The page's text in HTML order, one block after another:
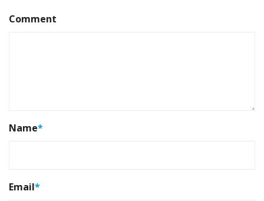
Comment
Name*
Email*